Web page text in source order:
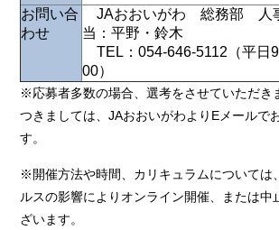
お問い合
わせ
JAおおいがわ 総務部 人
当：平野・鈴木
TEL：054-646-5112（平日9
00）
※応募者多数の場合、選考をさせていただき
つきましては、JAおおいがわよりEメールで
す。
※開催方法や時間、カリキュラムについては
ルスの影響によりオンライン開催、または中
ざいます。